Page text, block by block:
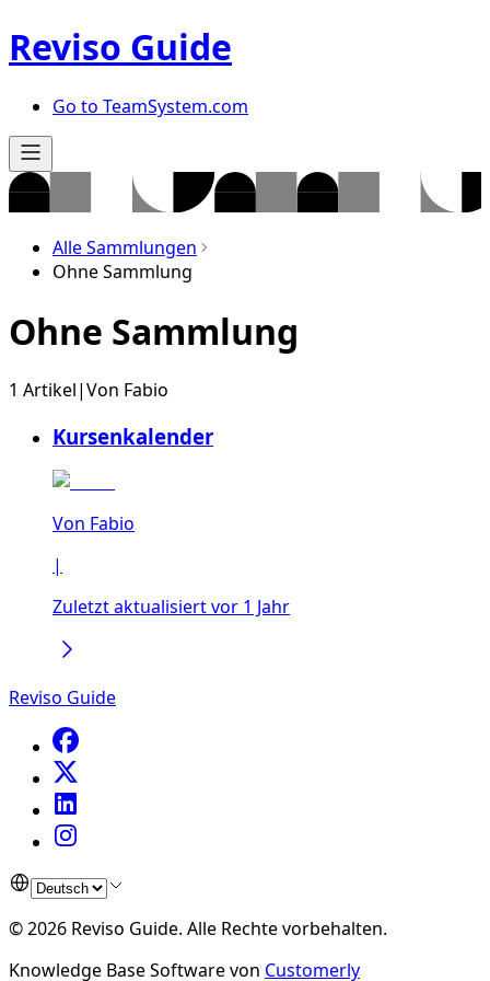
Reviso Guide
Go to TeamSystem.com
Alle Sammlungen
Ohne Sammlung
Ohne Sammlung
1 Artikel|Von Fabio
Kursenkalender
Von Fabio
|
Zuletzt aktualisiert vor 1 Jahr
Reviso Guide
©2026 Reviso Guide. Alle Rechte vorbehalten.
Knowledge Base Software von Customerly